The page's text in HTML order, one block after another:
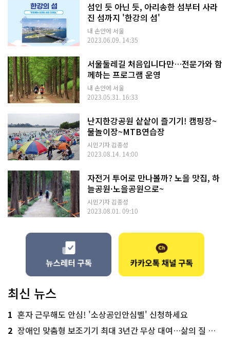
섬인 듯 아닌 듯, 아리송한 섬부터 사라
진 섬까지 '한강의 섬'
내 손안에 서울
2023.06.09. 14:35
서울둘레길 처음입니다만…전문가와 함
께하는 프로그램 운영
내 손안에 서울
2023.05.31. 16:33
난지한강공원 샅샅이 즐기기! 캠핑장~
물놀이장~MTB연습장
시민기자 김종성
2023.08.14. 14:00
자전거 투어로 만나볼까? 노을 맛집, 하
늘공원·노을공원으로~
시민기자 김종성
2023.08.01. 09:10
최신 뉴스
1 혼자 근무해도 안심! '소상공인안심벨' 신청하세요
2 장애인 맞춤형 보조기기 최대 3년간 무상 대여…삶의 질 높인다